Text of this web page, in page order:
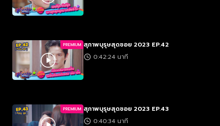
PREMIUM สุภาพบุรุษสุดซอย 2023 EP.42
0:42:24 นาที
PREMIUM สุภาพบุรุษสุดซอย 2023 EP.43
0:40:34 นาที